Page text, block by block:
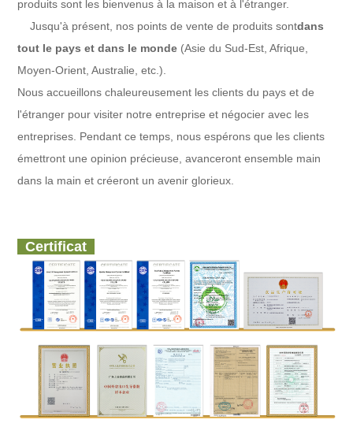
produits sont les bienvenus à la maison et à l'étranger.
Jusqu'à présent, nos points de vente de produits sontdans
tout le pays et dans le monde (Asie du Sud-Est, Afrique,
Moyen-Orient, Australie, etc.).
Nous accueillons chaleureusement les clients du pays et de
l'étranger pour visiter notre entreprise et négocier avec les
entreprises. Pendant ce temps, nous espérons que les clients
émettront une opinion précieuse, avanceront ensemble main
dans la main et créeront un avenir glorieux.
Certificat